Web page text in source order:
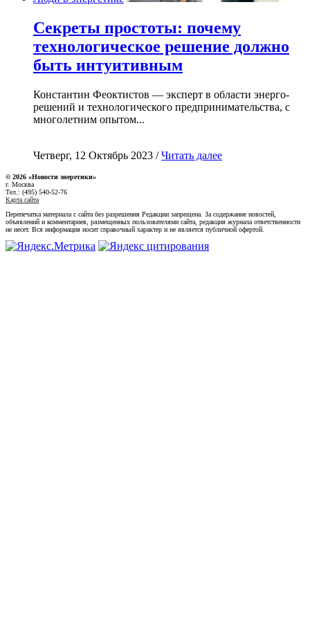
Секреты простоты: почему
технологическое решение должно
быть интуитивным
Константин Феоктистов — эксперт в области энерго-
решений и технологического предпринимательства, с
многолетним опытом...
Четверг, 12 Октябрь 2023 /Читать далее
© 2026 «Новости энеретики»
г. Москва
Тел.: (495) 540-52-76
Карта сайта
Перепечатка материала с сайта без разрешения Редакции запрещена. За содержание новостей,
объявлений и комментариев, размещенных пользователями сайта, редакция журнала ответственности
не несет. Вся информация носит справочный характер и не является публичной офертой.